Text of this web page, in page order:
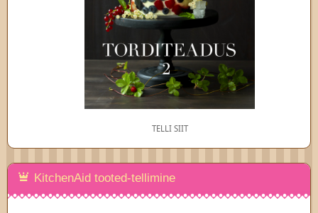
TELLI SIIT
KitchenAid tooted-tellimine